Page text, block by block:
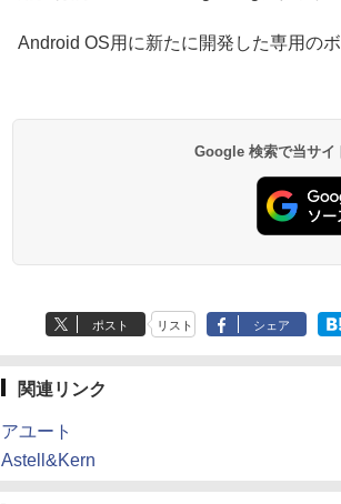
Android OS用に新たに開発した専用の
Google 検索で当サイ
ポスト リスト シェア
関連リンク
アユート
Astell&Kern